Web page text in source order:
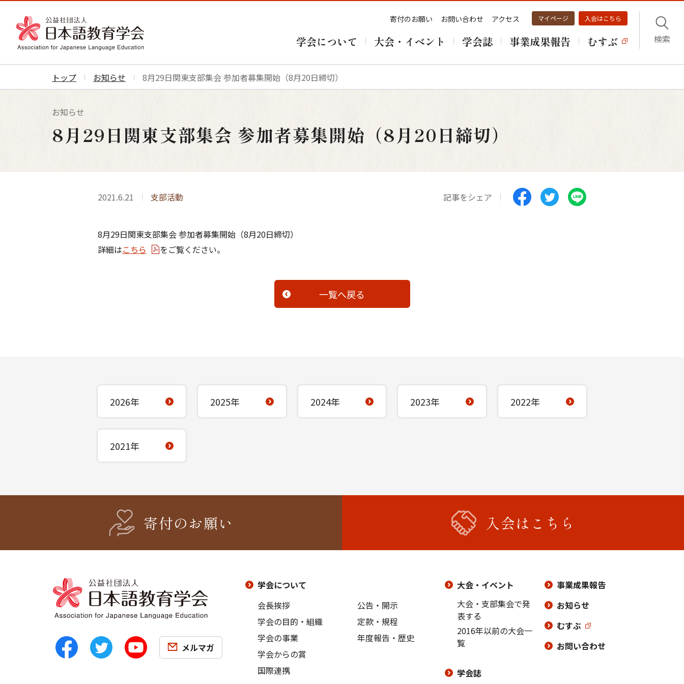
寄付のお願い お問い合わせ アクセス マイページ 入会はこちら
学会について 大会・イベント 学会誌 事業成果報告 むすぶ 検索
トップ お知らせ 8月29日関東支部集会 参加者募集開始（8月20日締切）
お知らせ
8月29日関東支部集会 参加者募集開始（8月20日締切）
2021.6.21 支部活動 記事をシェア
8月29日関東支部集会 参加者募集開始（8月20日締切）
詳細はこちら をご覧ください。
一覧へ戻る
2026年 2025年 2024年 2023年 2022年
2021年
寄付のお願い 入会はこちら
メルマガ
学会について
会長挨拶
学会の目的・組織
学会の事業
学会からの賞
国際連携
公告・開示
定款・規程
年度報告・歴史
大会・イベント
大会・支部集会で発
表する
2016年以前の大会一
覧
学会誌
事業成果報告
お知らせ
むすぶ
お問い合わせ